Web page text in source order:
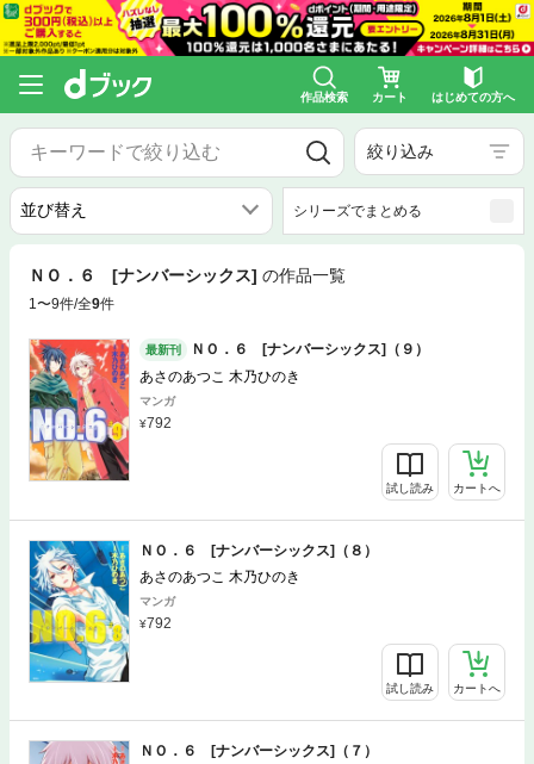
作品検索 カート はじめての方へ
絞り込み
シリーズでまとめる
ＮＯ．６ [ナンバーシックス] の作品一覧
1〜9件/全9件
最新刊
ＮＯ．６ [ナンバーシックス]（９）
あさのあつこ 木乃ひのき
マンガ
792
試し読み カートへ
ＮＯ．６ [ナンバーシックス]（８）
あさのあつこ 木乃ひのき
マンガ
792
試し読み カートへ
ＮＯ．６ [ナンバーシックス]（７）